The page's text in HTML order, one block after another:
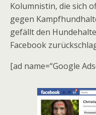
Kolumnistin, die sich
gegen
gefällt den
Facebook
[ad name=“Google